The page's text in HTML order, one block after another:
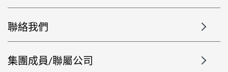
聯絡我們
集團成員/聯屬公司